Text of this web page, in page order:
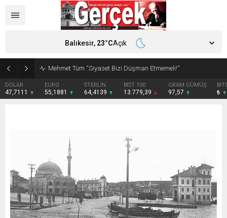
Mehmet Tüm “Siyaset Bizi Düşman Etmemeli!”
DOLAR
47,7111
EURO
55,1881
STERLİN
64,4139
BIST 100
13.779,39
GRAM GÜMÜŞ
97,57 ₺
Balıkesir, 23°CAçık